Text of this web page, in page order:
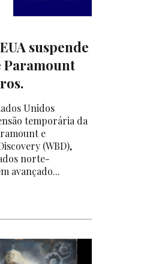
suspende
Paramount
Unidos
temporária da
e
(WBD),
norte-
avançado...